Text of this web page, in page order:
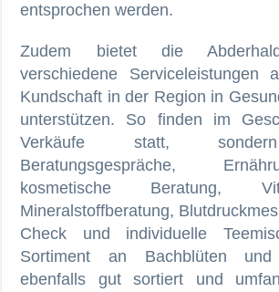
entsprochen werden.
Zudem bietet die
verschiedene Serviceleistungen
Kundschaft in der Region in
unterstützen. So finden im
Verkäufe statt,
Beratungsgespräche,
kosmetische Beratung,
Mineralstoffberatung,
Check und individuelle
Sortiment an Bachblüten
ebenfalls gut sortiert und